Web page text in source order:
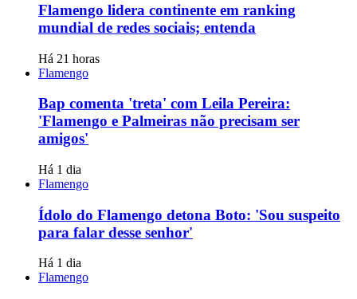
Flamengo lidera continente em ranking
mundial de redes sociais; entenda
Há 21 horas
Flamengo
Bap comenta 'treta' com Leila Pereira:
'Flamengo e Palmeiras não precisam ser
amigos'
Há 1 dia
Flamengo
Ídolo do Flamengo detona Boto: 'Sou suspeito
para falar desse senhor'
Há 1 dia
Flamengo